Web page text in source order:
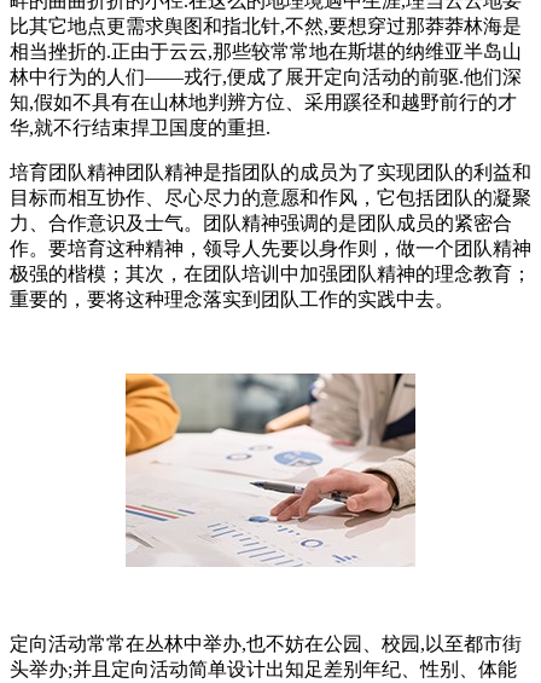
比其它地点更需求舆图和指北针,不然,要想穿过那莽莽林海是
相当挫折的.正由于云云,那些较常常地在斯堪的纳维亚半岛山
林中行为的人们——戎行,便成了展开定向活动的前驱.他们深
知,假如不具有在山林地判辨方位、采用蹊径和越野前行的才
华,就不行结束捍卫国度的重担.
培育团队精神团队精神是指团队的成员为了实现团队的利益和
目标而相互协作、尽心尽力的意愿和作风，它包括团队的凝聚
力、合作意识及士气。团队精神强调的是团队成员的紧密合
作。要培育这种精神，领导人先要以身作则，做一个团队精神
极强的楷模；其次，在团队培训中加强团队精神的理念教育；
重要的，要将这种理念落实到团队工作的实践中去。
定向活动常常在丛林中举办,也不妨在公园、校园,以至都市街
头举办;并且定向活动简单设计出知足差别年纪、性别、体能